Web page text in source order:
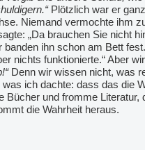
Plötzlich war er
Niemand vermochte ihm
„Da brauchen Sie nicht
banden ihn schon am Bett
nichts funktionierte.“ Aber
Denn wir wissen nicht, was
ich dachte: dass das die
Bücher und fromme Literatur,
die Wahrheit heraus.